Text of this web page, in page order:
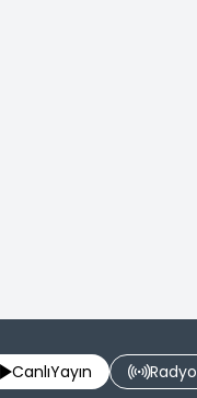
CanlıYayın Radyo